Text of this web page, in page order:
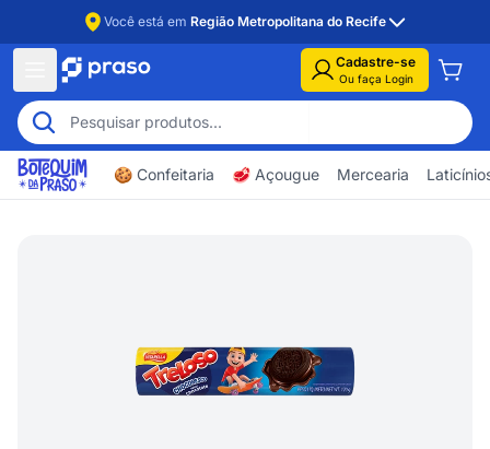
Você está em Região Metropolitana do Recife
Cadastre-se
Ou faça Login
🍪 Confeitaria 🥩 Açougue Mercearia